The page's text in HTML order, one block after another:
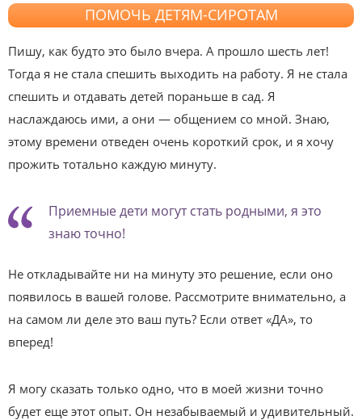
ПОМОЧЬ ДЕТЯМ-СИРОТАМ
Пишу, как будто это было вчера. А прошло шесть лет!
Тогда я не стала спешить выходить на работу. Я не стала
спешить и отдавать детей пораньше в сад. Я
наслаждаюсь ими, а они — общением со мной. Знаю,
этому времени отведен очень короткий срок, и я хочу
прожить тотально каждую минуту.
Приемные дети могут стать родными, я это
знаю точно!
Не откладывайте ни на минуту это решение, если оно
появилось в вашей голове. Рассмотрите внимательно, а
на самом ли деле это ваш путь? Если ответ «ДА», то
вперед!
Я могу сказать только одно, что в моей жизни точно
будет еще этот опыт. Он незабываемый и удивительный.